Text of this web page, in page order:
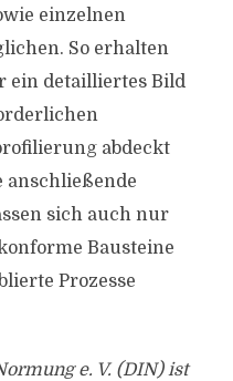
einzelnen
So erhalten
ein detailliertes Bild
abdeckt
anschließende
sich auch nur
Bausteine
Prozesse
e. V. (DIN) ist